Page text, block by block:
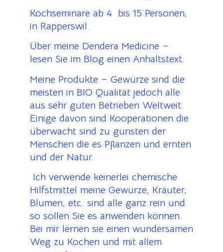
Kochseminare ab 4 bis 15 Personen,
in Rapperswil.
Über meine Dendera Medicine –
lesen Sie im Blog einen Anhaltstext.
Meine Produkte – Gewürze sind die
meisten in BIO Qualität jedoch alle
aus sehr guten Betrieben Weltweit.
Einige davon sind Kooperationen die
überwacht sind zu gunsten der
Menschen die es Pflanzen und ernten
und der Natur.
Ich verwende keinerlei chemische
Hilfstmittel meine Gewürze, Kräuter,
Blumen, etc. sind alle ganz rein und
so sollen Sie es anwenden können.
Bei mir lernen sie einen wundersamen
Weg zu Kochen und mit allem